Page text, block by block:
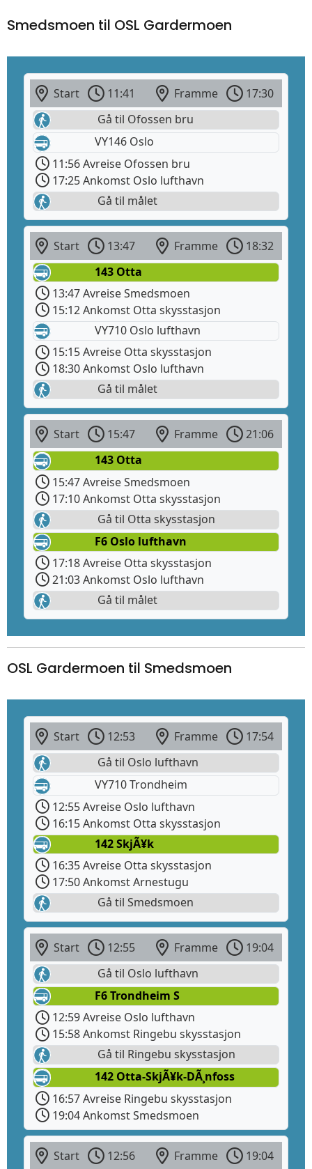
Smedsmoen til OSL Gardermoen
Start 11:41 Framme
17:30
Gå til Ofossen bru
VY146 Oslo
11:56 Avreise Ofossen bru
17:25 Ankomst Oslo lufthavn
Gå til målet
Start 13:47 Framme
18:32
143 Otta
13:47 Avreise Smedsmoen
15:12 Ankomst Otta skysstasjon
VY710 Oslo lufthavn
15:15 Avreise Otta skysstasjon
18:30 Ankomst Oslo lufthavn
Gå til målet
Start 15:47 Framme
21:06
143 Otta
15:47 Avreise Smedsmoen
17:10 Ankomst Otta skysstasjon
Gå til Otta skysstasjon
F6 Oslo lufthavn
17:18 Avreise Otta skysstasjon
21:03 Ankomst Oslo lufthavn
Gå til målet
OSL Gardermoen til Smedsmoen
Start 12:53 Framme
17:54
Gå til Oslo lufthavn
VY710 Trondheim
12:55 Avreise Oslo lufthavn
16:15 Ankomst Otta skysstasjon
142 SkjÃ¥k
16:35 Avreise Otta skysstasjon
17:50 Ankomst Arnestugu
Gå til Smedsmoen
Start 12:55 Framme
19:04
Gå til Oslo lufthavn
F6 Trondheim S
12:59 Avreise Oslo lufthavn
15:58 Ankomst Ringebu skysstasjon
Gå til Ringebu skysstasjon
142 Otta-SkjÃ¥k-DÃ¸nfoss
16:57 Avreise Ringebu skysstasjon
19:04 Ankomst Smedsmoen
Start 12:56 Framme 19:04